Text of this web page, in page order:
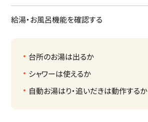
給湯・お風呂機能を確認する
台所のお湯は出るか
シャワーは使えるか
自動お湯はり・追いだきは動作するか